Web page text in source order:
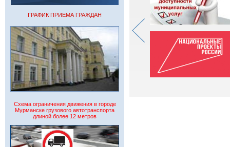
ГРАФИК ПРИЕМА ГРАЖДАН
Схема ограничения движения в городе
Мурманске грузового автотранспорта
длиной более 12 метров